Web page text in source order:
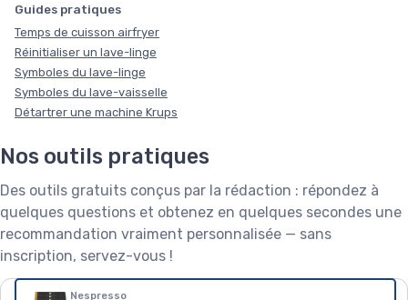
Nespresso
Guides pratiques
Temps de cuisson airfryer
Réinitialiser un lave-linge
Symboles du lave-linge
Symboles du lave-vaisselle
Détartrer une machine Krups
Nos outils pratiques
Des outils gratuits conçus par la rédaction : répondez à
quelques questions et obtenez en quelques secondes une
recommandation vraiment personnalisée — sans
inscription, servez-vous !